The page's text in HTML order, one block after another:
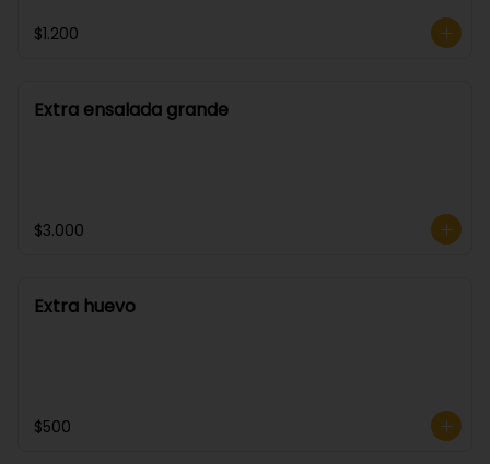
$1.200
Extra ensalada grande
$3.000
Extra huevo
$500